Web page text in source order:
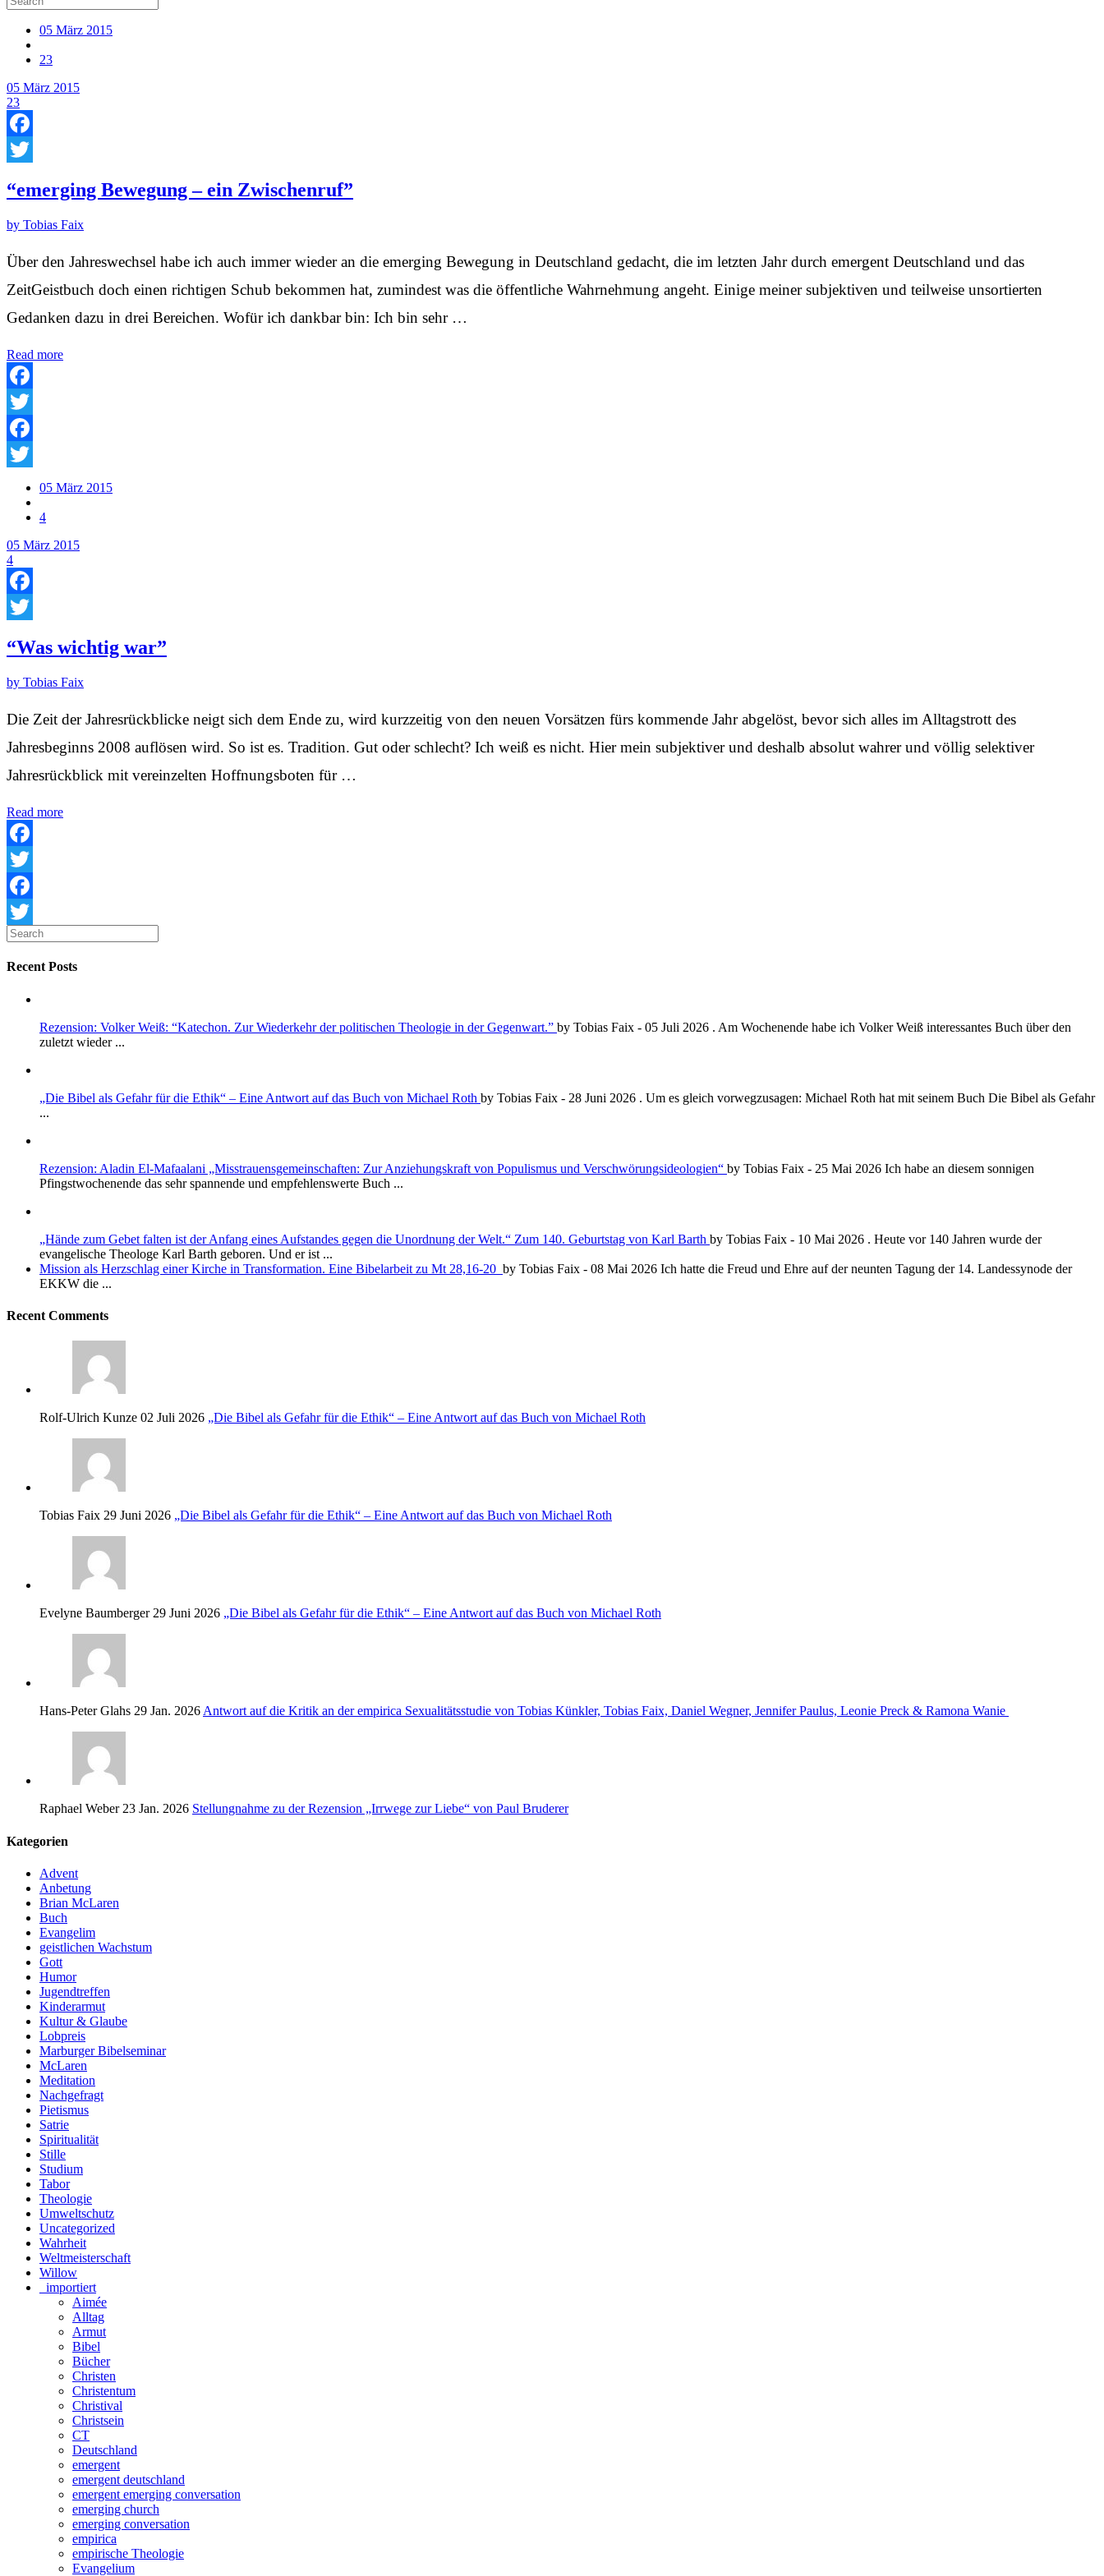
05 März 2015
23
05 März 2015
23
Facebook
“emerging Bewegung – ein Zwischenruf”
by Tobias Faix
Über den Jahreswechsel habe ich auch immer wieder an die emerging Bewegung in Deutschland gedacht, die im letzten Jahr durch emergent Deutschland und das
ZeitGeistbuch doch einen richtigen Schub bekommen hat, zumindest was die öffentliche Wahrnehmung angeht. Einige meiner subjektiven und teilweise unsortierten
Gedanken dazu in drei Bereichen. Wofür ich dankbar bin: Ich bin sehr …
Read more
Facebook
Twitter
Facebook
Twitter
05 März 2015
4
05 März 2015
4
Facebook
“Was wichtig war”
by Tobias Faix
Die Zeit der Jahresrückblicke neigt sich dem Ende zu, wird kurzzeitig von den neuen Vorsätzen fürs kommende Jahr abgelöst, bevor sich alles im Alltagstrott des
Jahresbeginns 2008 auflösen wird. So ist es. Tradition. Gut oder schlecht? Ich weiß es nicht. Hier mein subjektiver und deshalb absolut wahrer und völlig selektiver
Jahresrückblick mit vereinzelten Hoffnungsboten für …
Read more
Facebook
Twitter
Facebook
Twitter
Recent Posts
Rezension: Volker Weiß: “Katechon. Zur Wiederkehr der politischen Theologie in der Gegenwart.” by Tobias Faix - 05 Juli 2026 . Am Wochenende habe ich Volker Weiß interessantes Buch über den
zuletzt wieder ...
„Die Bibel als Gefahr für die Ethik“ – Eine Antwort auf das Buch von Michael Roth by Tobias Faix - 28 Juni 2026 . Um es gleich vorwegzusagen: Michael Roth hat mit seinem Buch Die Bibel als Gefahr
...
Rezension: Aladin El-Mafaalani „Misstrauensgemeinschaften: Zur Anziehungskraft von Populismus und Verschwörungsideologien“ by Tobias Faix - 25 Mai 2026 Ich habe an diesem sonnigen
Pfingstwochenende das sehr spannende und empfehlenswerte Buch ...
„Hände zum Gebet falten ist der Anfang eines Aufstandes gegen die Unordnung der Welt.“ Zum 140. Geburtstag von Karl Barth by Tobias Faix - 10 Mai 2026 . Heute vor 140 Jahren wurde der
evangelische Theologe Karl Barth geboren. Und er ist ...
Mission als Herzschlag einer Kirche in Transformation. Eine Bibelarbeit zu Mt 28,16-20 by Tobias Faix - 08 Mai 2026 Ich hatte die Freud und Ehre auf der neunten Tagung der 14. Landessynode der
EKKW die ...
Recent Comments
Rolf-Ulrich Kunze 02 Juli 2026 „Die Bibel als Gefahr für die Ethik“ – Eine Antwort auf das Buch von Michael Roth
Tobias Faix 29 Juni 2026 „Die Bibel als Gefahr für die Ethik“ – Eine Antwort auf das Buch von Michael Roth
Evelyne Baumberger 29 Juni 2026 „Die Bibel als Gefahr für die Ethik“ – Eine Antwort auf das Buch von Michael Roth
Hans-Peter Glahs 29 Jan. 2026 Antwort auf die Kritik an der empirica Sexualitätsstudie von Tobias Künkler, Tobias Faix, Daniel Wegner, Jennifer Paulus, Leonie Preck & Ramona Wanie
Raphael Weber 23 Jan. 2026 Stellungnahme zu der Rezension „Irrwege zur Liebe“ von Paul Bruderer
Kategorien
Advent
Anbetung
Brian McLaren
Buch
Evangelim
geistlichen Wachstum
Gott
Humor
Jugendtreffen
Kinderarmut
Kultur & Glaube
Lobpreis
Marburger Bibelseminar
McLaren
Meditation
Nachgefragt
Pietismus
Satrie
Spiritualität
Stille
Studium
Tabor
Theologie
Umweltschutz
Uncategorized
Wahrheit
Weltmeisterschaft
Willow
_importiert
Aimée
Alltag
Armut
Bibel
Bücher
Christen
Christentum
Christival
Christsein
CT
Deutschland
emergent
emergent deutschland
emergent emerging conversation
emerging church
emerging conversation
empirica
empirische Theologie
Evangelium